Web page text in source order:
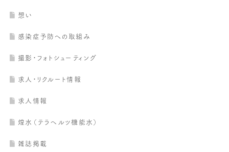
想い
感染症予防への取組み
撮影・フォトシューティング
求人・リクルート情報
求人情報
煌水（テラヘルツ機能水）
雑誌掲載